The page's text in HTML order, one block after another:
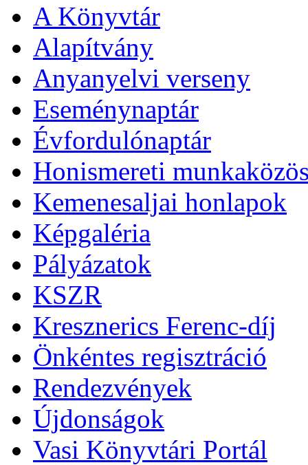
A Könyvtár
Alapítvány
Anyanyelvi verseny
Eseménynaptár
Évfordulónaptár
Honismereti
Kemenesaljai honlapok
Képgaléria
Pályázatok
KSZR
Kresznerics Ferenc-díj
Önkéntes regisztráció
Rendezvények
Újdonságok
Vasi Könyvtári Portál